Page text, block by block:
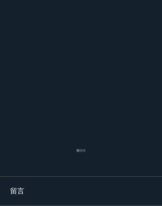
留言